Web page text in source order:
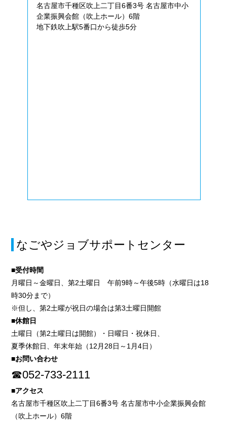
名古屋市千種区吹上二丁目6番3号 名古屋市中小
企業振興会館（吹上ホール）6階
地下鉄吹上駅5番口から徒歩5分
なごやジョブサポートセンター
■受付時間
月曜日～金曜日、第2土曜日 午前9時～午後5時（水曜日は18
時30分まで）
※但し、第2土曜が祝日の場合は第3土曜日開館
■休館日
土曜日（第2土曜日は開館）・日曜日・祝休日、
夏季休館日、年末年始（12月28日～1月4日）
■お問い合わせ
☎052-733-2111
■アクセス
名古屋市千種区吹上二丁目6番3号 名古屋市中小企業振興会館
（吹上ホール）6階